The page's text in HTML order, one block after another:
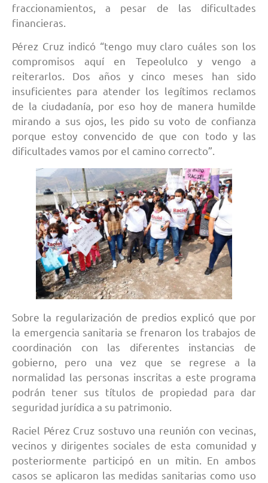
fraccionamientos, a pesar de las dificultades
financieras.
Pérez Cruz indicó “tengo muy claro cuáles son los
compromisos aquí en Tepeolulco y vengo a
reiterarlos. Dos años y cinco meses han sido
insuficientes para atender los legítimos reclamos
de la ciudadanía, por eso hoy de manera humilde
mirando a sus ojos, les pido su voto de confianza
porque estoy convencido de que con todo y las
dificultades vamos por el camino correcto”.
Sobre la regularización de predios explicó que por
la emergencia sanitaria se frenaron los trabajos de
coordinación con las diferentes instancias de
gobierno, pero una vez que se regrese a la
normalidad las personas inscritas a este programa
podrán tener sus títulos de propiedad para dar
seguridad jurídica a su patrimonio.
Raciel Pérez Cruz sostuvo una reunión con vecinas,
vecinos y dirigentes sociales de esta comunidad y
posteriormente participó en un mitin. En ambos
casos se aplicaron las medidas sanitarias como uso